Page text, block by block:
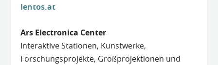
lentos.at
Ars Electronica Center
Interaktive Stationen, Kunstwerke,
Forschungsprojekte, Großprojektionen und